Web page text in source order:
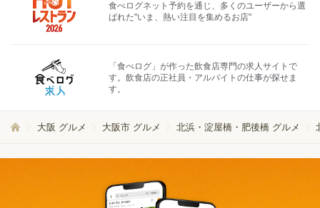
食べログネット予約を通じ、多くのユーザーから選
ばれた"いま、熱い注目を集めるお店"
「食べログ」が作った飲食店専門の求人サイトで
す。飲食店の正社員・アルバイトの仕事が探せま
す。
大阪 グルメ 大阪市 グルメ 北浜・淀屋橋・肥後橋 グルメ